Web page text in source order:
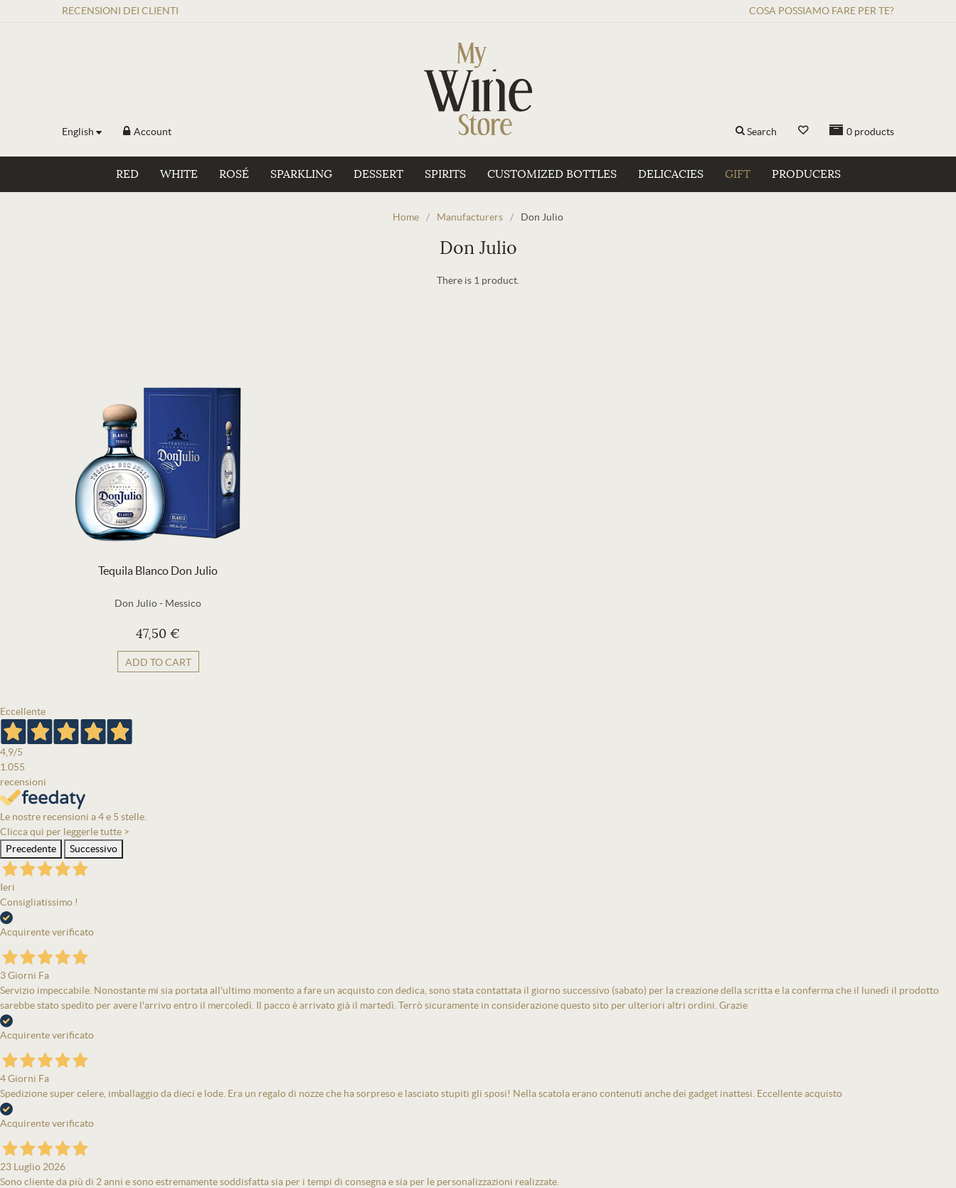
RECENSIONI DEI CLIENTI COSA POSSIAMO FARE PER TE?
English Account 0 products
Search
RED WHITE ROSÉ SPARKLING DESSERT SPIRITS CUSTOMIZED BOTTLES DELICACIES GIFT PRODUCERS
Home / Manufacturers / Don Julio
Don Julio
There is 1 product.
Tequila Blanco Don Julio
Don Julio- Messico
47,50 €
ADD TO CART
Eccellente
4,9/5
1.055
recensioni
Le nostre recensioni a 4 e 5 stelle.
Clicca qui per leggerle tutte >
Precedente
Successivo
Ieri
Consigliatissimo !
Acquirente verificato
3 Giorni Fa
Servizio impeccabile. Nonostante mi sia portata all'ultimo momento a fare un acquisto con dedica, sono stata contattata il giorno successivo (sabato) per la creazione della scritta e la conferma che il lunedì il prodotto
sarebbe stato spedito per avere l'arrivo entro il mercoledì. Il pacco è arrivato già il martedì. Terrò sicuramente in considerazione questo sito per ulteriori altri ordini. Grazie
Acquirente verificato
4 Giorni Fa
Spedizione super celere, imballaggio da dieci e lode. Era un regalo di nozze che ha sorpreso e lasciato stupiti gli sposi! Nella scatola erano contenuti anche dei gadget inattesi. Eccellente acquisto
Acquirente verificato
23 Luglio 2026
Sono cliente da più di 2 anni e sono estremamente soddisfatta sia per i tempi di consegna e sia per le personalizzazioni realizzate.